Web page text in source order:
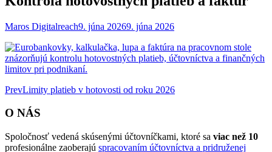
Maros Digitalreach9. júna 20269. júna 2026
Post
navigation
PrevLimity platieb v hotovosti od roku 2026
O NÁS
Spoločnosť vedená skúsenými účtovníčkami, ktoré sa viac než 10
profesionálne zaoberajú spracovaním účtovníctva a pridruženej